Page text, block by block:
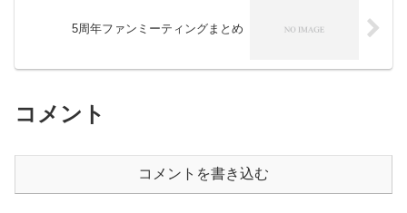
5周年ファンミーティングまとめ
コメント
コメントを書き込む